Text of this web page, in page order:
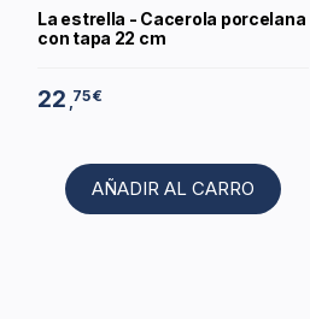
La estrella - Cacerola porcelana
con tapa 22 cm
22 ,75 €
AÑADIR AL CARRO